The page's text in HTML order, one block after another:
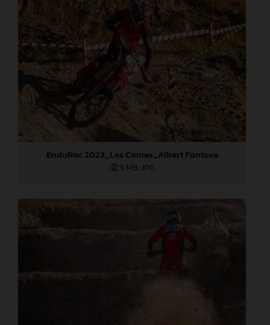
EnduRoc 2023_Les Comes_Albert Fontova
5 MB .JPG